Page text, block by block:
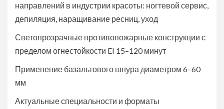
направлений в индустрии красоты: ногтевой сервис,
депиляция, наращивание ресниц, уход
Светопрозрачные противопожарные конструкции с
пределом огнестойкости EI 15–120 минут
Применение базальтового шнура диаметром 6–60
мм
Актуальные специальности и форматы